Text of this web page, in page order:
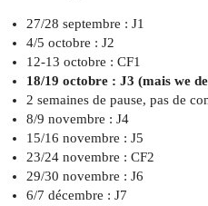
27/28 septembre : J1
4/5 octobre : J2
12-13 octobre : CF1
18/19 octobre : J3 (mais we
2 semaines de pause, pas de
8/9 novembre : J4
15/16 novembre : J5
23/24 novembre : CF2
29/30 novembre : J6
6/7 décembre : J7